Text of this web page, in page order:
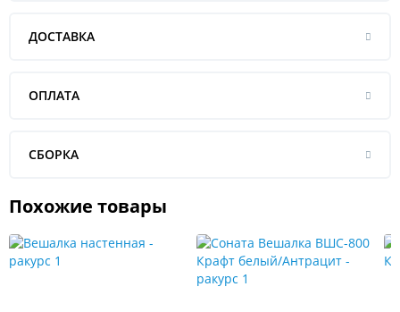
ДОСТАВКА
ОПЛАТА
СБОРКА
Похожие товары